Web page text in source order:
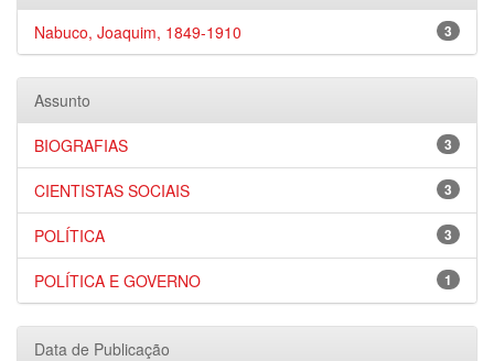
3
Nabuco, Joaquim, 1849-1910
Assunto
3
BIOGRAFIAS
3
CIENTISTAS SOCIAIS
3
POLÍTICA
1
POLÍTICA E GOVERNO
Data de Publicação